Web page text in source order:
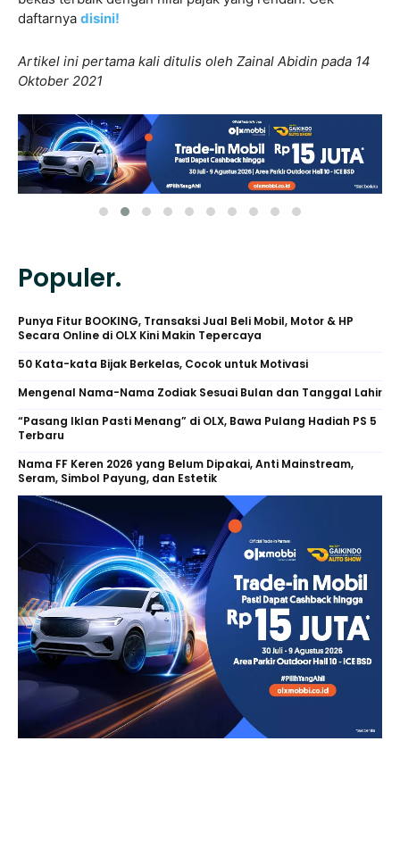
daftarnya disini!
Artikel ini pertama kali ditulis oleh Zainal Abidin pada 14
Oktober 2021
Populer.
Punya Fitur BOOKING, Transaksi Jual Beli Mobil, Motor & HP
Secara Online di OLX Kini Makin Tepercaya
50 Kata-kata Bijak Berkelas, Cocok untuk Motivasi
Mengenal Nama-Nama Zodiak Sesuai Bulan dan Tanggal Lahir
“Pasang Iklan Pasti Menang” di OLX, Bawa Pulang Hadiah PS 5
Terbaru
Nama FF Keren 2026 yang Belum Dipakai, Anti Mainstream,
Seram, Simbol Payung, dan Estetik